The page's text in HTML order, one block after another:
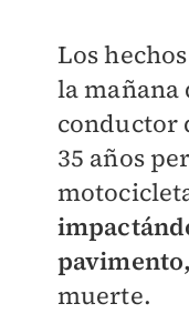
Los
la mañana
conductor
35 años
pavimento,
muerte.